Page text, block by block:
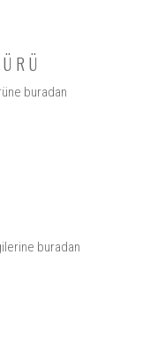
buradan
buradan